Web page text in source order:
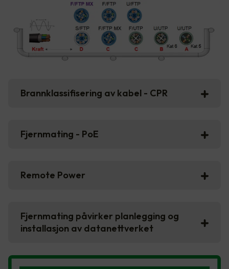
Brannklassifisering av kabel - CPR
Fjernmating - PoE
Remote Power
Fjernmating påvirker planlegging og
installasjon av datanettverket